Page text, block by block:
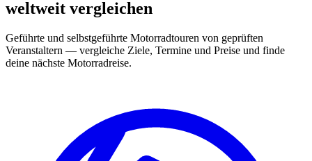
weltweit vergleichen
Geführte und selbstgeführte Motorradtouren von geprüften
Veranstaltern — vergleiche Ziele, Termine und Preise und finde
deine nächste Motorradreise.